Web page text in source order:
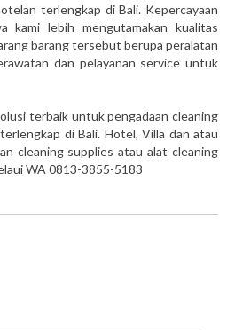
terlengkap di Bali. Kepercayaan
kami lebih mengutamakan kualitas
barang tersebut berupa peralatan
dan pelayanan service untuk
terbaik untuk pengadaan cleaning
di Bali. Hotel, Villa dan atau
cleaning supplies atau alat cleaning
WA 0813-3855-5183